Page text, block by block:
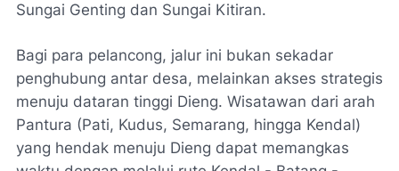
Sungai Genting dan Sungai Kitiran.
Bagi para pelancong, jalur ini bukan sekadar
penghubung antar desa, melainkan akses strategis
menuju dataran tinggi Dieng. Wisatawan dari arah
Pantura (Pati, Kudus, Semarang, hingga Kendal)
yang hendak menuju Dieng dapat memangkas